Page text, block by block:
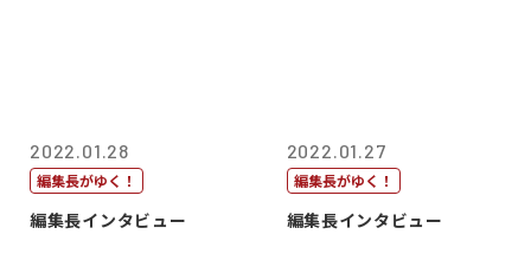
2022.01.28
編集長がゆく！
編集長インタビュー
2022.01.27
編集長がゆく！
編集長インタビュー